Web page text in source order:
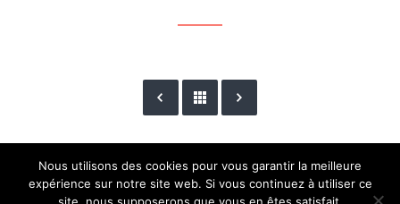
Nous utilisons des cookies pour vous garantir la meilleure
expérience sur notre site web. Si vous continuez à utiliser ce